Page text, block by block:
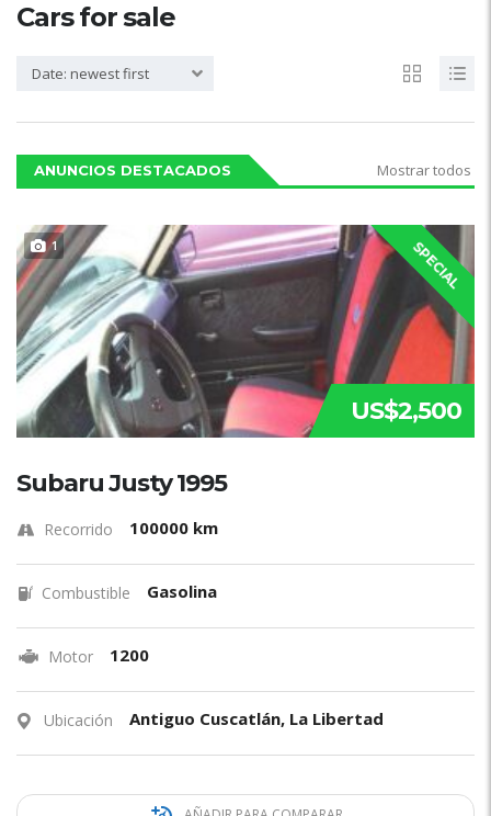
Cars for sale
Date: newest first
ANUNCIOS DESTACADOS Mostrar todos
1 SPECIAL
US$2,500
Subaru Justy 1995
Recorrido 100000 km
Combustible Gasolina
Motor 1200
Ubicación Antiguo Cuscatlán, La Libertad